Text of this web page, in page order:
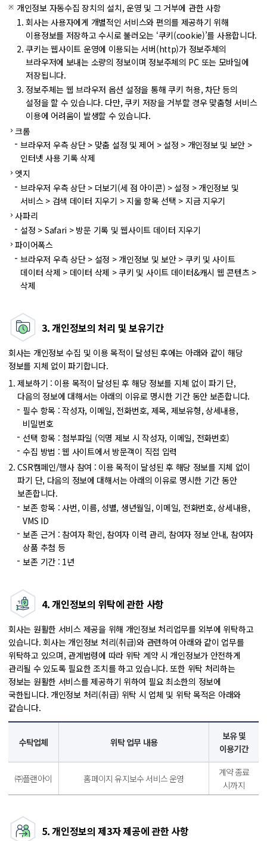
개인정보 자동수집 장치의 설치, 운영 및 그 거부에 관한 사항
회사는 사용자에게 개별적인 서비스와 편의를 제공하기 위해
이용정보를 저장하고 수시로 불러오는 ‘쿠키(cookie)’를 사용합니다.
쿠키는 웹사이트 운영에 이용되는 서버(http)가 정보주체의
브라우저에 보내는 소량의 정보이며 정보주체의 PC 또는 모바일에
저장됩니다.
정보주체는 웹 브라우저 옵션 설정을 통해 쿠키 허용, 차단 등의
설정을 할 수 있습니다. 다만, 쿠키 저장을 거부할 경우 맞춤형 서비스
이용에 어려움이 발생할 수 있습니다.
크롬
브라우저 우측 상단 > 맞춤 설정 및 제어 > 설정 > 개인정보 및 보안 >
인터넷 사용 기록 삭제
엣지
브라우저 우측 상단 > 더보기(세 점 아이콘) > 설정 > 개인정보 및
서비스 > 검색 데이터 지우기 > 지울 항목 선택 > 지금 지우기
사파리
설정 > Safari > 방문 기록 및 웹사이트 데이터 지우기
파이어폭스
브라우저 우측 상단 > 설정 > 개인정보 및 보안 > 쿠키 및 사이트
데이터 삭제 > 데이터 삭제 > 쿠키 및 사이트 데이터&캐시 웹 콘텐츠 >
삭제
3. 개인정보의 처리 및 보유기간
회사는 개인정보 수집 및 이용 목적이 달성된 후에는 아래와 같이 해당
정보를 지체 없이 파기합니다.
제보하기 : 이용 목적이 달성된 후 해당 정보를 지체 없이 파기 단,
다음의 정보에 대해서는 아래의 이유로 명시한 기간 동안 보존합니다.
필수 항목 : 작성자, 이메일, 전화번호, 제목, 제보유형, 상세내용,
비밀번호
선택 항목 : 첨부파일 (익명 제보 시 작성자, 이메일, 전화번호)
수집 방법 : 웹 사이트에서 방문객이 직접 입력
CSR캠페인/행사 참여 : 이용 목적이 달성된 후 해당 정보를 지체 없이
파기 단, 다음의 정보에 대해서는 아래의 이유로 명시한 기간 동안
보존합니다.
보존 항목 : 사번, 이름, 성별, 생년월일, 이메일, 전화번호, 상세내용,
VMS ID
보존 근거 : 참여자 확인, 참여자 이력 관리, 참여자 정보 안내, 참여자
상품 추첨 등
보존 기간 : 1년
4. 개인정보의 위탁에 관한 사항
회사는 원활한 서비스 제공을 위해 개인정보 처리업무를 외부에 위탁하고
있습니다. 회사는 개인정보 처리(취급)와 관련하여 아래와 같이 업무를
위탁하고 있으며, 관계법령에 따라 위탁 계약 시 개인정보가 안전하게
관리될 수 있도록 필요한 조치를 하고 있습니다. 또한 위탁 처리하는
정보는 원활한 서비스를 제공하기 위하여 필요 최소한의 정보에
국한됩니다. 개인정보 처리(취급) 위탁 시 업체 및 위탁 목적은 아래와
같습니다.
처리
목적
항목
수탁업체 위탁 업무 내용
보유 및
이용기간
㈜플랜아이 홈페이지 유지보수 서비스 운영
계약 종료
시까지
5. 개인정보의 제3자 제공에 관한 사항